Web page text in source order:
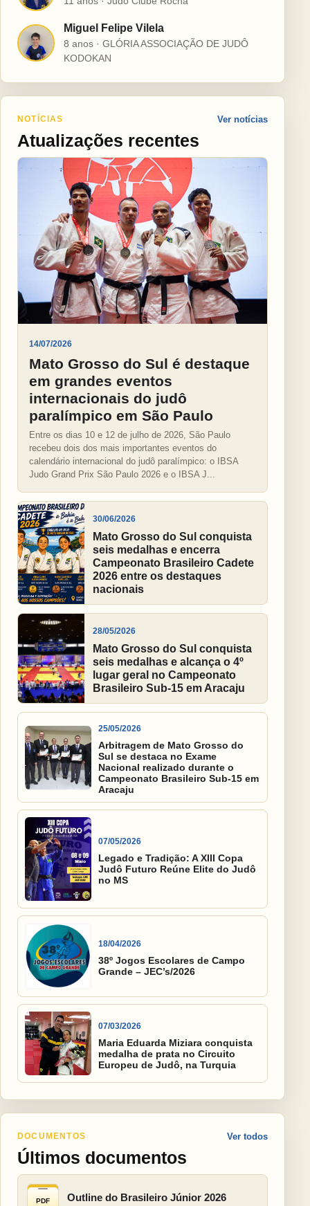
M
Miguel Felipe Vilela
8 anos · GLÓRIA ASSOCIAÇÃO DE JUDÔ
KODOKAN
NOTÍCIAS
Atualizações recentes
Ver notícias
14/07/2026
Mato Grosso do Sul é destaque
em grandes eventos
internacionais do judô
paralímpico em São Paulo
Entre os dias 10 e 12 de julho de 2026, São Paulo
recebeu dois dos mais importantes eventos do
calendário internacional do judô paralímpico: o IBSA
Judo Grand Prix São Paulo 2026 e o IBSA J...
30/06/2026
Mato Grosso do Sul conquista
seis medalhas e encerra
Campeonato Brasileiro Cadete
2026 entre os destaques
nacionais
28/05/2026
Mato Grosso do Sul conquista
seis medalhas e alcança o 4º
lugar geral no Campeonato
Brasileiro Sub-15 em Aracaju
25/05/2026
Arbitragem de Mato Grosso do
Sul se destaca no Exame
Nacional realizado durante o
Campeonato Brasileiro Sub-15 em
Aracaju
07/05/2026
Legado e Tradição: A XIII Copa
Judô Futuro Reúne Elite do Judô
no MS
18/04/2026
38º Jogos Escolares de Campo
Grande – JEC’s/2026
07/03/2026
Maria Eduarda Miziara conquista
medalha de prata no Circuito
Europeu de Judô, na Turquia
DOCUMENTOS
Últimos documentos
Ver todos
PDF Outline do Brasileiro Júnior 2026